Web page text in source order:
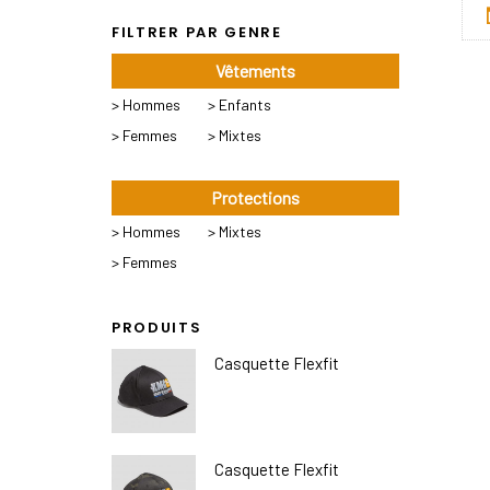
FILTRER PAR GENRE
Vêtements
> Hommes
> Femmes
> Enfants
> Mixtes
Protections
> Hommes
> Femmes
> Mixtes
PRODUITS
Casquette Flexfit
Casquette Flexfit